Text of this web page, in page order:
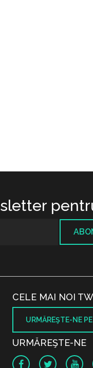
CELE MAI NOI
URMĂREŞTE-NE
URMĂREŞTE-NE